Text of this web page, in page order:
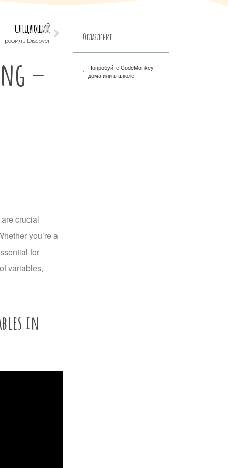
СЛЕДУЮЩИЙ
Discover
–
crucial
you’re a
for
variables,
in
Оглавление
Попробуйте CodeMonkey
дома или в школе!